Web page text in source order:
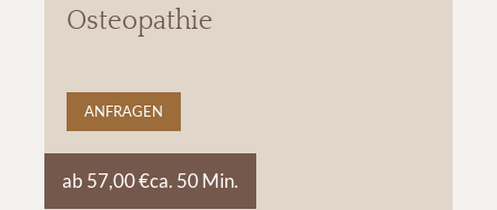
Osteopathie
ANFRAGEN
ab 57,00 €ca. 50 Min.